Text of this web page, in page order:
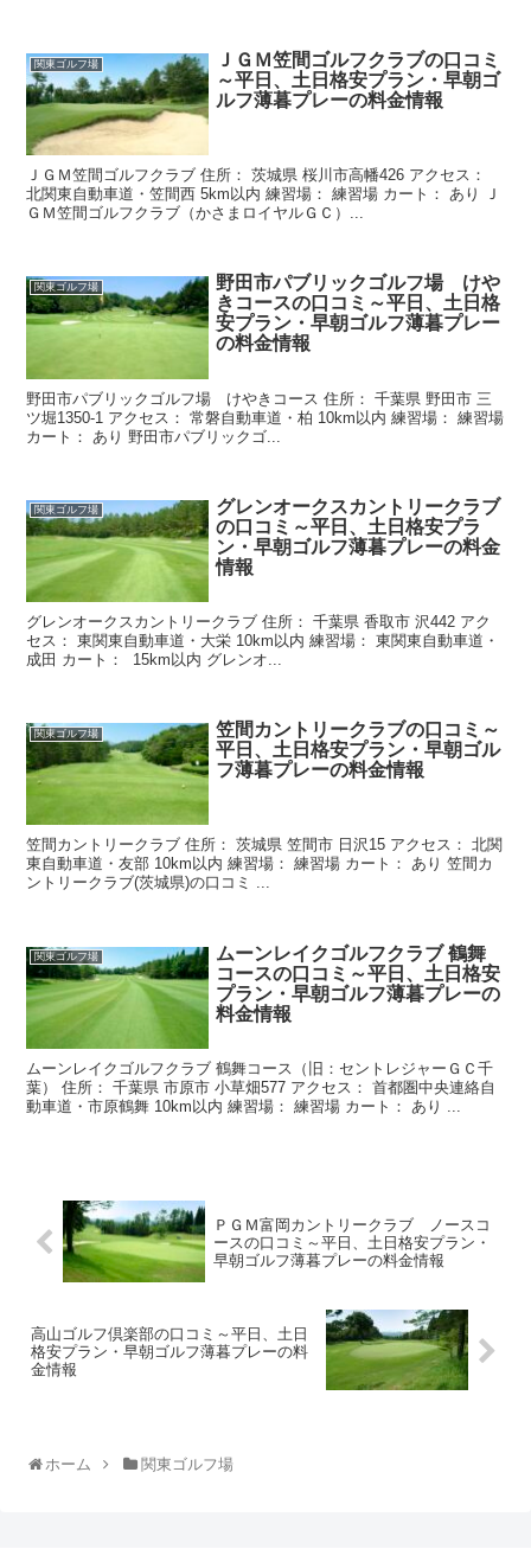
関東ゴルフ場
ＪＧＭ笠間ゴルフクラブの口コミ
～平日、土日格安プラン・早朝ゴ
ルフ薄暮プレーの料金情報
ＪＧＭ笠間ゴルフクラブ 住所： 茨城県 桜川市高幡426 アクセス：
北関東自動車道・笠間西 5km以内 練習場： 練習場 カート： あり Ｊ
ＧＭ笠間ゴルフクラブ（かさまロイヤルＧＣ）...
関東ゴルフ場
野田市パブリックゴルフ場 けや
きコースの口コミ～平日、土日格
安プラン・早朝ゴルフ薄暮プレー
の料金情報
野田市パブリックゴルフ場 けやきコース 住所： 千葉県 野田市 三
ツ堀1350-1 アクセス： 常磐自動車道・柏 10km以内 練習場： 練習場
カート： あり 野田市パブリックゴ...
関東ゴルフ場
グレンオークスカントリークラブ
の口コミ～平日、土日格安プラ
ン・早朝ゴルフ薄暮プレーの料金
情報
グレンオークスカントリークラブ 住所： 千葉県 香取市 沢442 アク
セス： 東関東自動車道・大栄 10km以内 練習場： 東関東自動車道・
成田 カート： 15km以内 グレンオ...
関東ゴルフ場
笠間カントリークラブの口コミ～
平日、土日格安プラン・早朝ゴル
フ薄暮プレーの料金情報
笠間カントリークラブ 住所： 茨城県 笠間市 日沢15 アクセス： 北関
東自動車道・友部 10km以内 練習場： 練習場 カート： あり 笠間カ
ントリークラブ(茨城県)の口コミ ...
関東ゴルフ場
ムーンレイクゴルフクラブ 鶴舞
コースの口コミ～平日、土日格安
プラン・早朝ゴルフ薄暮プレーの
料金情報
ムーンレイクゴルフクラブ 鶴舞コース（旧：セントレジャーＧＣ千
葉） 住所： 千葉県 市原市 小草畑577 アクセス： 首都圏中央連絡自
動車道・市原鶴舞 10km以内 練習場： 練習場 カート： あり ...
ＰＧＭ富岡カントリークラブ ノースコ
ースの口コミ～平日、土日格安プラン・
早朝ゴルフ薄暮プレーの料金情報
高山ゴルフ倶楽部の口コミ～平日、土日
格安プラン・早朝ゴルフ薄暮プレーの料
金情報
ホーム 関東ゴルフ場